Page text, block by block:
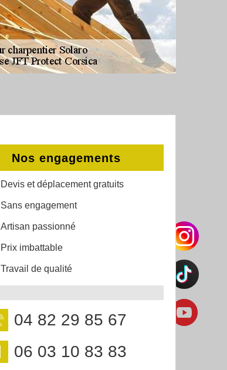
Nos engagements
Devis et déplacement gratuits
Sans engagement
Artisan passionné
Prix imbattable
Travail de qualité
04 82 29 85 67
06 03 10 83 83